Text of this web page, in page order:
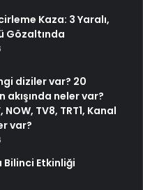
Kaza: 3 Yaralı,
Gözaltında
diziler var? 20
akışında neler var?
NOW, TV8, TRT1, Kanal
var?
Bilinci Etkinliği